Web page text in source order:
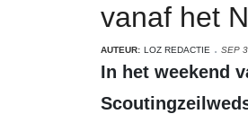
vanaf het
AUTEUR: LOZ REDACTIE SEP
In het weekend van 28 en 29 september vonden de Landelijke